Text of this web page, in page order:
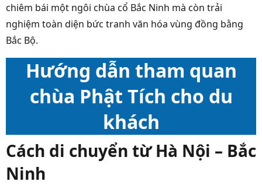
chiêm bái một ngôi chùa cổ Bắc Ninh mà còn trải
nghiệm toàn diện bức tranh văn hóa vùng đồng bằng
Bắc Bộ.
Hướng dẫn tham quan
chùa Phật Tích cho du
khách
Cách di chuyển từ Hà Nội – Bắc
Ninh